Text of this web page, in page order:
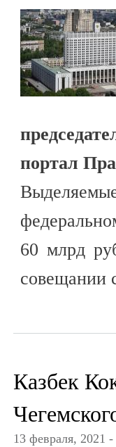
портал
60 млрд
совещании
Казбек
13 февраля, 2021